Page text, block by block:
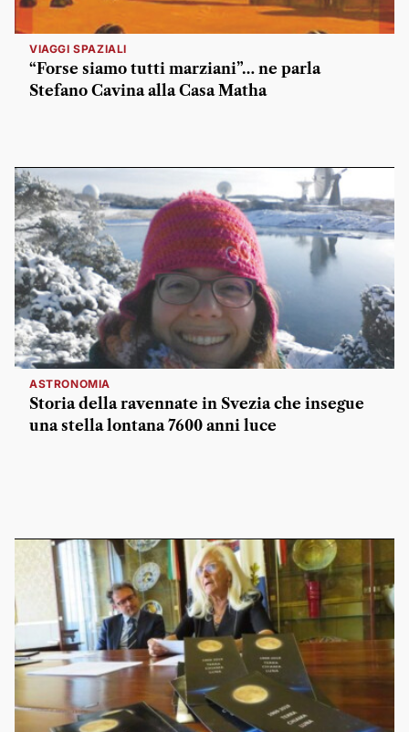
VIAGGI SPAZIALI
“Forse siamo tutti marziani”… ne parla
Stefano Cavina alla Casa Matha
ASTRONOMIA
Storia della ravennate in Svezia che insegue
una stella lontana 7600 anni luce